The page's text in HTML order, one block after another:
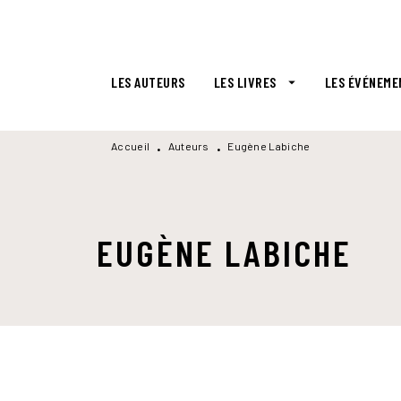
LES AUTEURS LES LIVRES arrow_drop_down LES
Accueil • Auteurs • Eugène Labiche
EUGÈNE LABICHE